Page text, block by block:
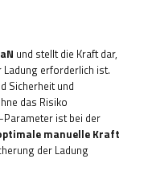
und stellt die Kraft dar,
erforderlich ist.
Sicherheit und
das Risiko
ist bei der
manuelle Kraft
der Ladung